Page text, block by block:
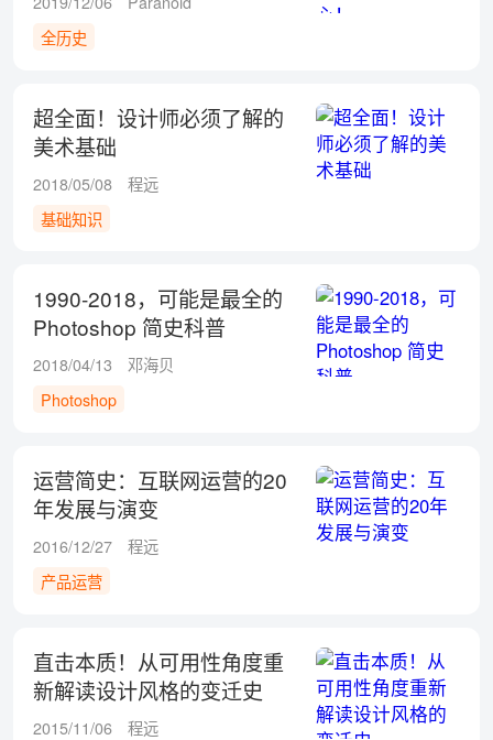
全历史
超全面！设计师必须了解的
美术基础
2018/05/08
程远
基础知识
1990-2018，可能是最全的
Photoshop 简史科普
2018/04/13
邓海贝
Photoshop
运营简史：互联网运营的20
年发展与演变
2016/12/27
程远
产品运营
直击本质！从可用性角度重
新解读设计风格的变迁史
2015/11/06
程远